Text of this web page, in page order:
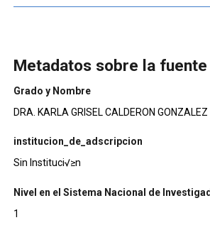
Metadatos sobre la fuente
Grado y Nombre
DRA. KARLA GRISEL CALDERON GONZALEZ
institucion_de_adscripcion
Sin Instituci√≥n
Nivel en el Sistema Nacional de
1